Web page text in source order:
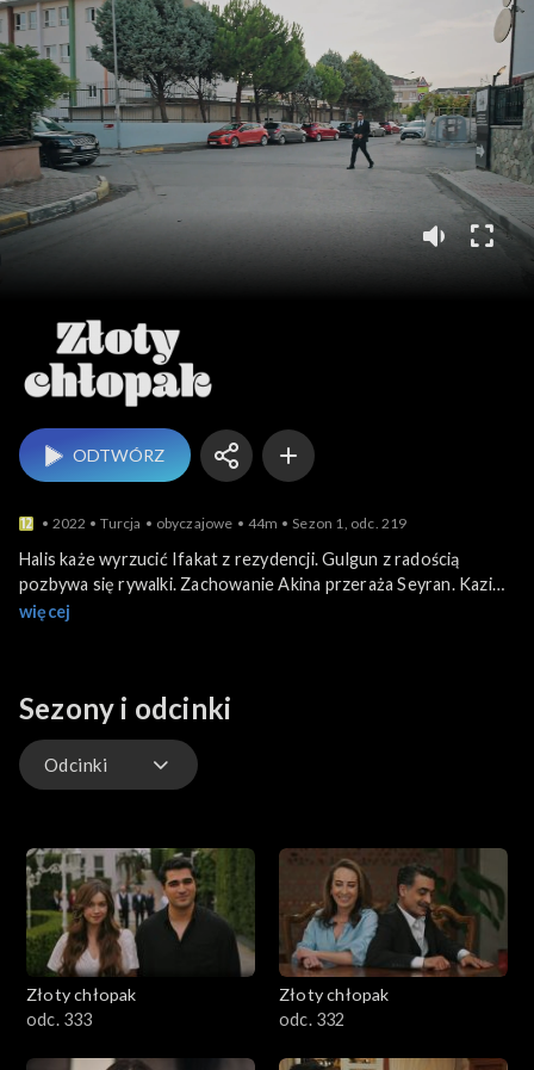
Złoty chłopak
ODTWÓRZ
2022 Turcja obyczajowe 44m Sezon 1, odc. 219
Halis każe wyrzucić Ifakat z rezydencji. Gulgun z radością
pozbywa się rywalki. Zachowanie Akina przeraża Seyran. Kazim
jest zaskoczony widząc w rezydencji karetkę. Esme ma żal do
więcej
Sezony i odcinki
Odcinki
Złoty chłopak
odc. 333
Złoty chłopak
odc. 332